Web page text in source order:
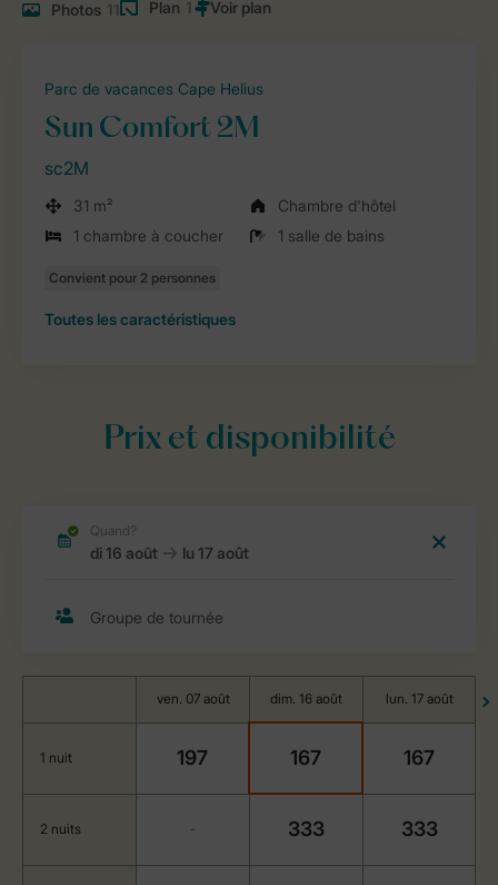
Photos 11 Plan 1
Parc de vacances Cape Helius
Sun Comfort 2M
sc2M
31 m²
Chambre d'hôtel
1 chambre à coucher
1 salle de bains
Toutes les caractéristiques
Prix et disponibilité
ven. 07 août dim. 16 août lun. 17 août
1 nuit 197 167 167
2 nuits - 333 333